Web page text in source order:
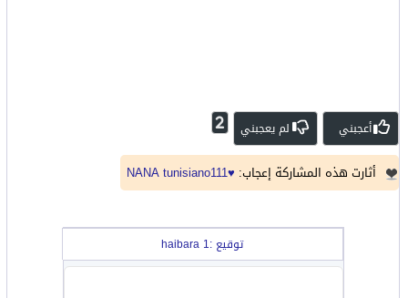
أعجبني لم يعجبني 2
أثارت هذه المشاركة إعجاب: ♥NANA
tunisiano111
توقيع :haibara 1